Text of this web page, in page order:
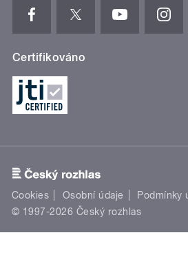
Certifikováno
Cookies Osobní údaje Podmínky
© 1997-2026 Český rozhlas